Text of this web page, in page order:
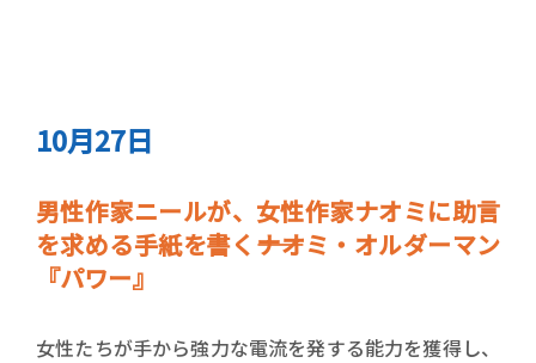
10月27日
男性作家ニールが、女性作家ナオミに助言
を求める手紙を書く――ナオミ・オルダーマン
『パワー』
女性たちが手から強力な電流を発する能力を獲得し、